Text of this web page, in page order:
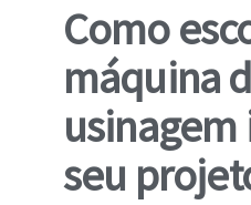
Como
máquina
usinagem
seu